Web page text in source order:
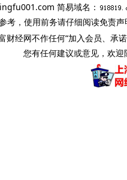
简易域名：
考，使用前务请仔细阅读免责
财经网不作任何“加入会员、承
您有任何建议或意见，欢